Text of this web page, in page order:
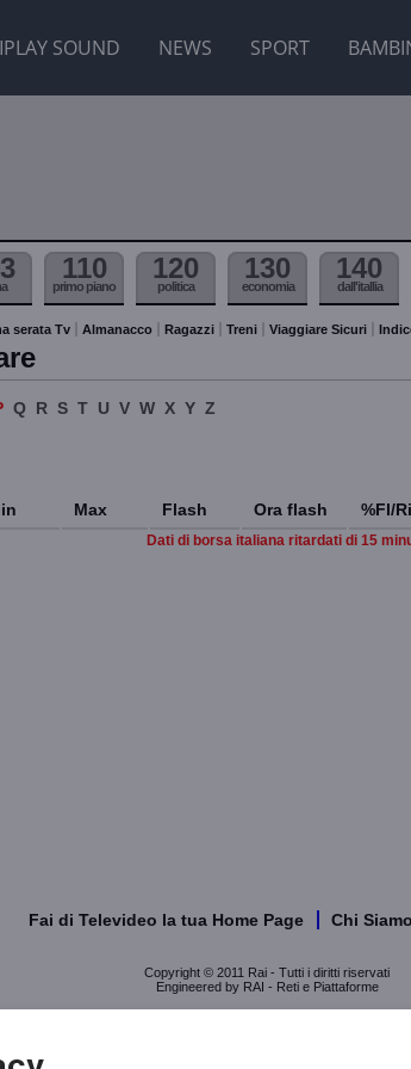
SOUND NEWS SPORT
110
primo piano
120
politica
130
economia
140
dall'itallia
serata Tv Almanacco Ragazzi Treni Viaggiare Sicuri
Q R S T U V W X Y Z
Max Flash Ora flash %Fl/Ri
Dati di borsa italiana ritardati di 15
Fai di Televideo la tua Home Page Chi Siamo
Copyright © 2011 Rai - Tutti i diritti riservati
Engineered by RAI - Reti e Piattaforme